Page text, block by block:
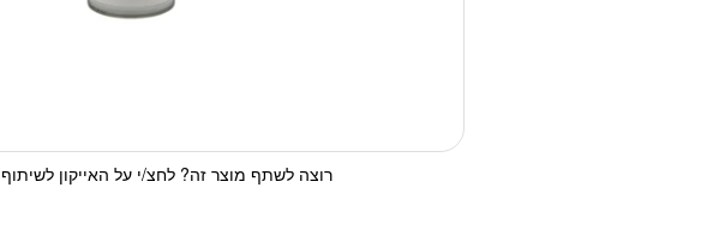
רוצה לשתף מוצר זה? לחצ/י על האייקון לשיתוף